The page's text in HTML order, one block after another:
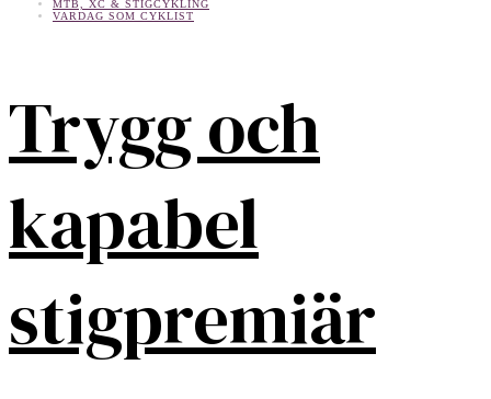
MTB, XC & STIGCYKLING
VARDAG SOM CYKLIST
Trygg och
kapabel
stigpremiär